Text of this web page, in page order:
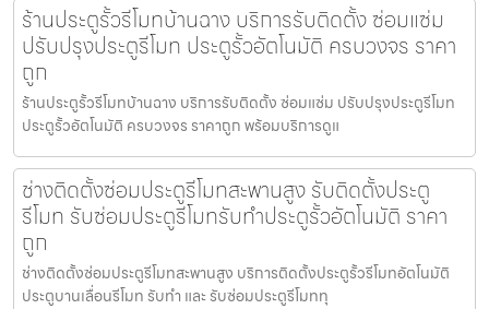
ร้านประตูรั้วรีโมทบ้านฉาง บริการรับติดตั้ง ซ่อมแซ่ม
ปรับปรุงประตูรีโมท ประตูรั้วอัตโนมัติ ครบวงจร ราคา
ถูก
ร้านประตูรั้วรีโมทบ้านฉาง บริการรับติดตั้ง ซ่อมแซ่ม ปรับปรุงประตูรีโมท
ประตูรั้วอัตโนมัติ ครบวงจร ราคาถูก พร้อมบริการดูแ
ช่างติดตั้งซ่อมประตูรีโมทสะพานสูง รับติดตั้งประตู
รีโมท รับซ่อมประตูรีโมทรับทำประตูรั้วอัตโนมัติ ราคา
ถูก
ช่างติดตั้งซ่อมประตูรีโมทสะพานสูง บริการติดตั้งประตูรั้วรีโมทอัตโนมัติ
ประตูบานเลื่อนรีโมท รับทำ และ รับซ่อมประตูรีโมททุ